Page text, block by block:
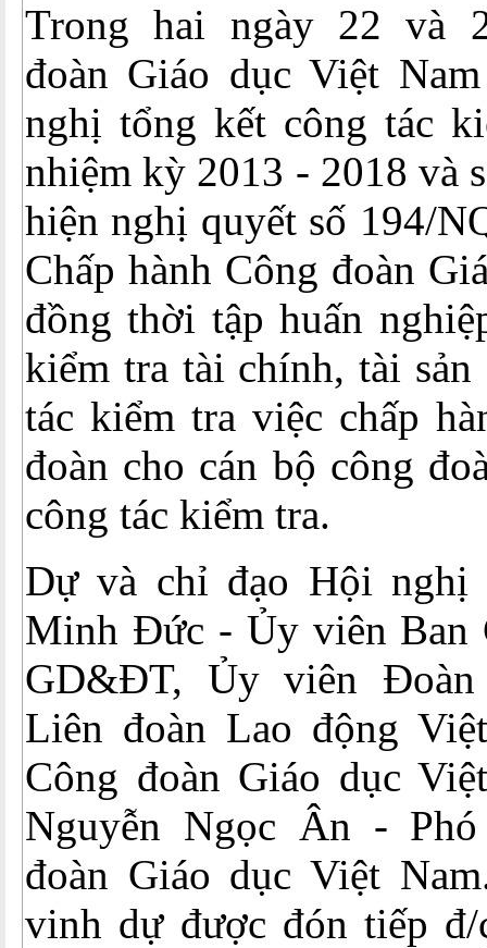
Trong hai ngày 22 và
đoàn Giáo dục Việt
nghị tổng kết công tác
nhiệm kỳ 2013 - 2018 và
hiện nghị quyết số 194/
Chấp hành Công đoàn
đồng thời tập huấn
kiểm tra tài chính, tài sản
tác kiểm tra việc chấp
đoàn cho cán bộ công
công tác kiểm tra.
Dự và chỉ đạo Hội nghị
Minh Đức - Ủy viên Ban
GD&ĐT, Ủy viên
Liên đoàn Lao động
Công đoàn Giáo dục
Nguyễn Ngọc Ân -
đoàn Giáo dục Việt
vinh dự được đón tiếp đ/